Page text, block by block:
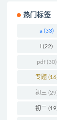
热门标签
a(33)
(22)
pdf(30)
专题
初三
初二